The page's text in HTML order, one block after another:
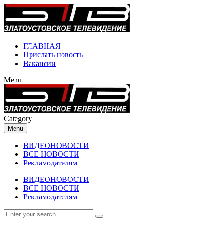
ГЛАВНАЯ
Прислать новость
Вакансии
Menu
Category
Menu
ВИДЕОНОВОСТИ
ВСЕ НОВОСТИ
Рекламодателям
ВИДЕОНОВОСТИ
ВСЕ НОВОСТИ
Рекламодателям